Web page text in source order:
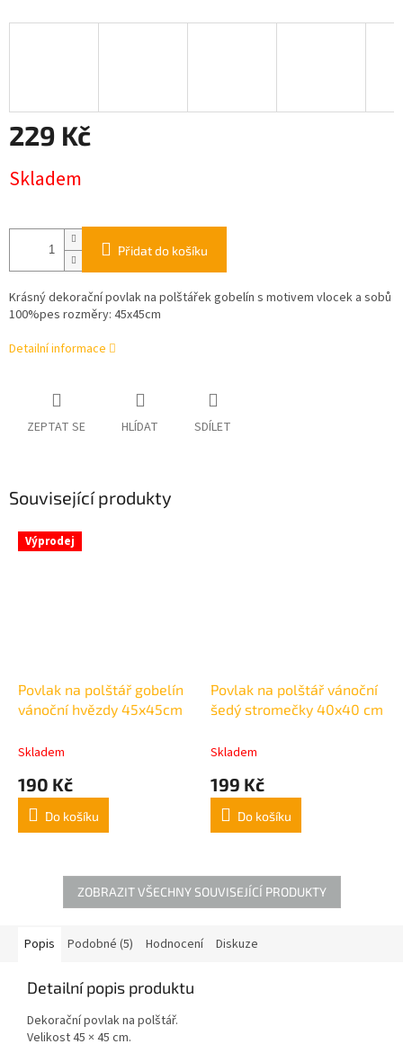
229 Kč
cena:
Skladem
Přidat do košíku
Krásný dekorační povlak na polštářek gobelín s motivem vlocek a sobů
100%pes rozměry: 45x45cm
Detailní informace
ZEPTAT SE HLÍDAT SDÍLET
Související produkty
Výprodej
Povlak na polštář gobelín
vánoční hvězdy 45x45cm
Skladem
190 Kč
Do košíku
Povlak na polštář vánoční
šedý stromečky 40x40 cm
Skladem
199 Kč
Do košíku
ZOBRAZIT VŠECHNY SOUVISEJÍCÍ PRODUKTY
Popis Podobné (5) Hodnocení Diskuze
Detailní popis produktu
Dekorační povlak na polštář.
Velikost 45 × 45 cm.